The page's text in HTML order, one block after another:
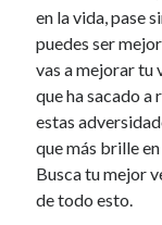
en la vida, pase
puedes ser
vas a mejorar tu
que ha sacado a
estas
que más brille
Busca tu mejor
de todo esto.